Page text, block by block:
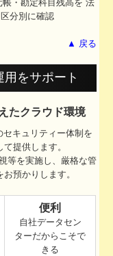
▲ 戻る
をサポート
たクラウド環境
キュリティー体制を
提供します。
等を実施し、厳格な管
預かりします。
便利
自社データセン
ターだからこそで
きる